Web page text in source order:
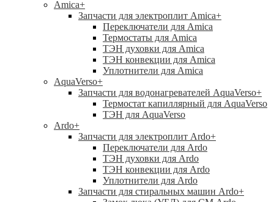
Amica+
Запчасти для электроплит Amica+
Переключатели для Amica
Термостаты для Amica
ТЭН духовки для Amica
ТЭН конвекции для Amica
Уплотнители для Amica
AquaVerso+
Запчасти для водонагревателей AquaVerso+
Термостат капиллярный для AquaVerso
ТЭН для AquaVerso
Ardo+
Запчасти для электроплит Ardo+
Переключатели для Ardo
ТЭН духовки для Ardo
ТЭН конвекции для Ardo
Уплотнители для Ardo
Запчасти для стиральных машин Ardo+